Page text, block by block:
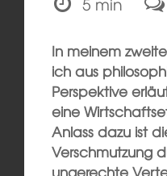
In meinem
ich aus
Perspektive
eine
Anlass dazu ist
Verschmutzung
ungerechte